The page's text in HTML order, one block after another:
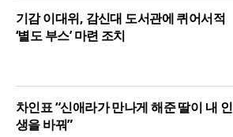
기감 이대위, 감신대 도서관에 퀴어서적
‘별도 부스’ 마련 조치
차인표 “신애라가 만나게 해준 딸이 내 인
생을 바꿔”